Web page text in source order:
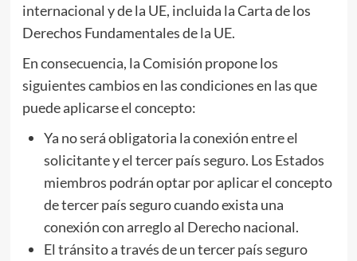
internacional y de la UE, incluida la Carta de los
Derechos Fundamentales de la UE.
En consecuencia, la Comisión propone los
siguientes cambios en las condiciones en las que
puede aplicarse el concepto:
Ya no será obligatoria la conexión entre el
solicitante y el tercer país seguro. Los Estados
miembros podrán optar por aplicar el concepto
de tercer país seguro cuando exista una
conexión con arreglo al Derecho nacional.
El tránsito a través de un tercer país seguro